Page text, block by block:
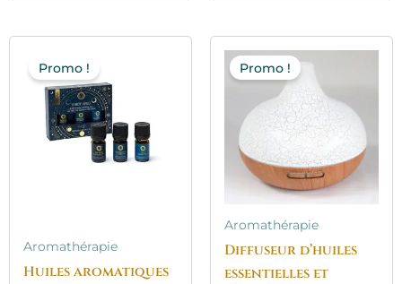
Promo !
Aromathérapie
Huiles aromatiques
prix
initial
était :
19.95€.
est :
Promo !
Aromathérapie
Diffuseur d’huiles
essentielles et
prix
initial
était :
45.00€.
est :
36.00€.